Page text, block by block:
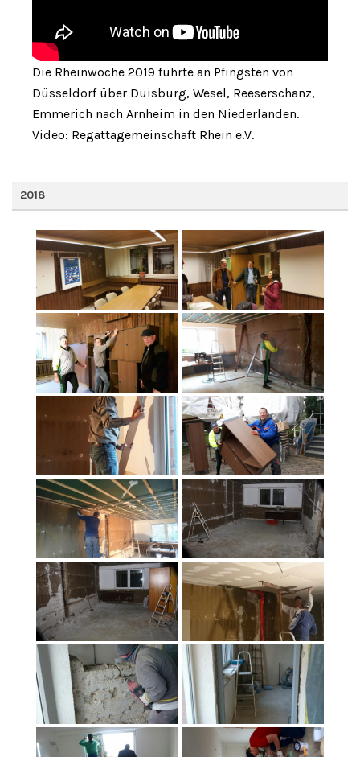
Die Rheinwoche 2019 führte an Pfingsten von
Düsseldorf über Duisburg, Wesel, Reeserschanz,
Emmerich nach Arnheim in den Niederlanden.
Video: Regattagemeinschaft Rhein e.V.
2018